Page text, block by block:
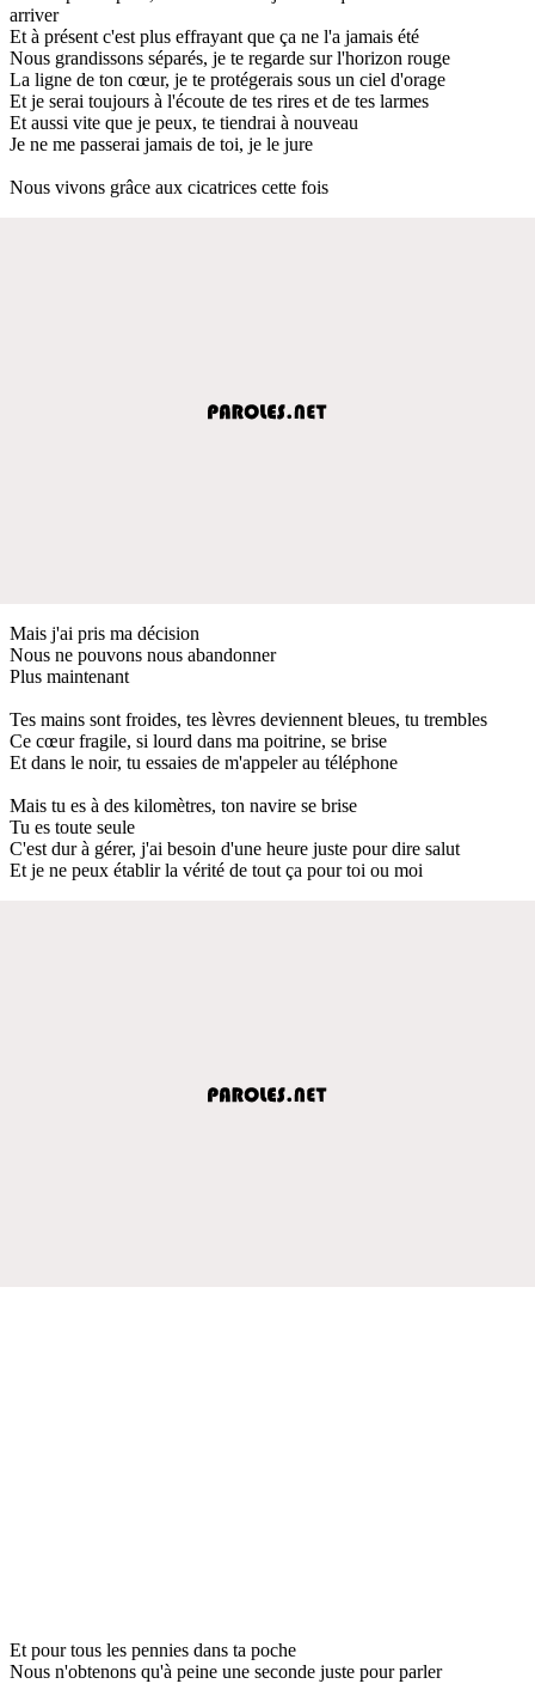
arriver
Et à présent c'est plus effrayant que ça ne l'a jamais été
Nous grandissons séparés, je te regarde sur l'horizon rouge
La ligne de ton cœur, je te protégerais sous un ciel d'orage
Et je serai toujours à l'écoute de tes rires et de tes larmes
Et aussi vite que je peux, te tiendrai à nouveau
Je ne me passerai jamais de toi, je le jure
Nous vivons grâce aux cicatrices cette fois
Mais j'ai pris ma décision
Nous ne pouvons nous abandonner
Plus maintenant
Tes mains sont froides, tes lèvres deviennent bleues, tu trembles
Ce cœur fragile, si lourd dans ma poitrine, se brise
Et dans le noir, tu essaies de m'appeler au téléphone
Mais tu es à des kilomètres, ton navire se brise
Tu es toute seule
C'est dur à gérer, j'ai besoin d'une heure juste pour dire salut
Et je ne peux établir la vérité de tout ça pour toi ou moi
Et pour tous les pennies dans ta poche
Nous n'obtenons qu'à peine une seconde juste pour parler